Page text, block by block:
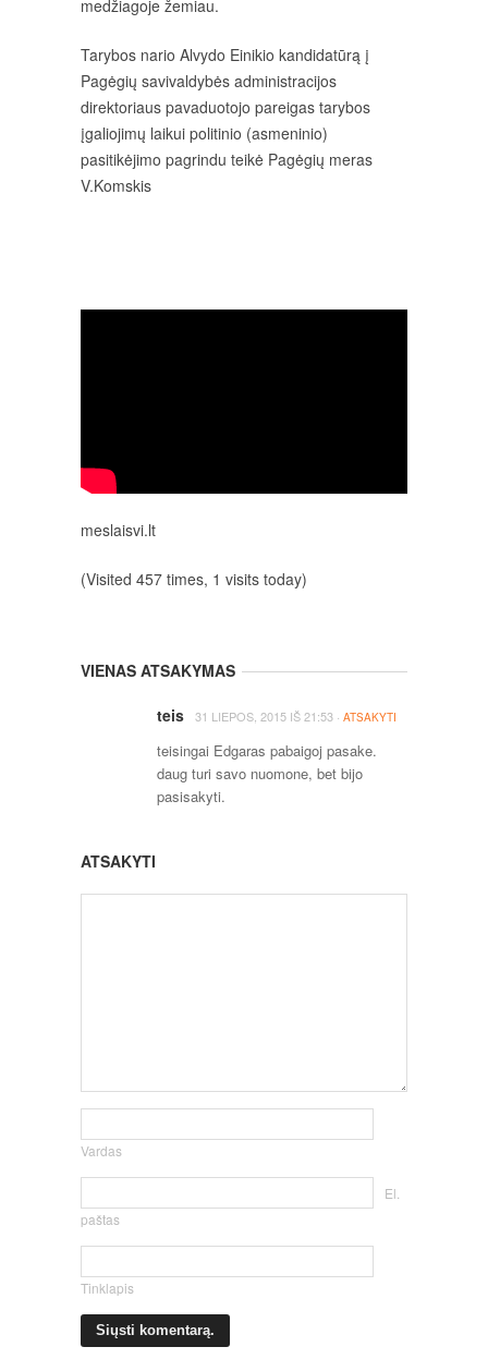
medžiagoje žemiau.
Tarybos nario Alvydo Einikio kandidatūrą į
Pagėgių savivaldybės administracijos
direktoriaus pavaduotojo pareigas tarybos
įgaliojimų laikui politinio (asmeninio)
pasitikėjimo pagrindu teikė Pagėgių meras
V.Komskis
meslaisvi.lt
(Visited 457 times, 1 visits today)
VIENAS ATSAKYMAS
teis 31 LIEPOS, 2015 IŠ 21:53 · ATSAKYTI
teisingai Edgaras pabaigoj pasake.
daug turi savo nuomone, bet bijo
pasisakyti.
ATSAKYTI
Vardas
El.
paštas
Tinklapis